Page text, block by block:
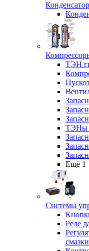
ТЭН
ТЭНы
Ещё 1
Системы
Реле
смазки